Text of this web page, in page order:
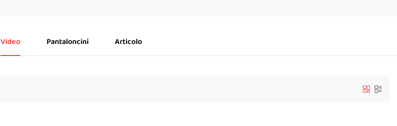
Video Pantaloncini Articolo